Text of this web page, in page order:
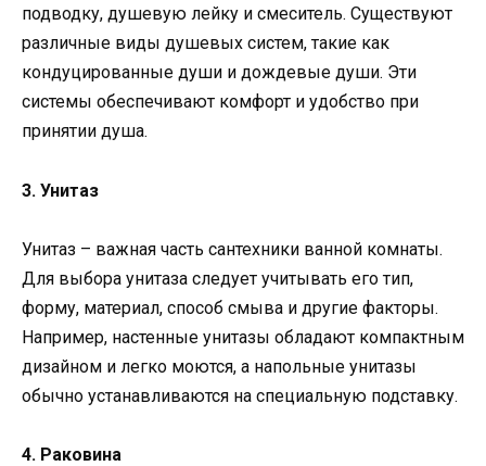
подводку, душевую лейку и смеситель. Существуют
различные виды душевых систем, такие как
кондуцированные души и дождевые души. Эти
системы обеспечивают комфорт и удобство при
принятии душа.
3. Унитаз
Унитаз – важная часть сантехники ванной комнаты.
Для выбора унитаза следует учитывать его тип,
форму, материал, способ смыва и другие факторы.
Например, настенные унитазы обладают компактным
дизайном и легко моются, а напольные унитазы
обычно устанавливаются на специальную подставку.
4. Раковина